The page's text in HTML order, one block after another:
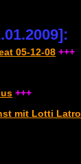
.01.2009]:
05-12-08 +++
+++
mit Lotti